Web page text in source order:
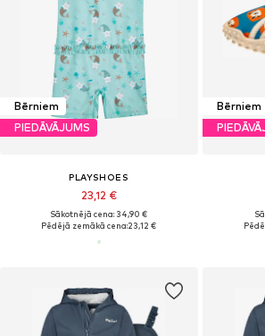
Bērniem
PIEDĀVĀJUMS
PLAYSHOES
23,12 €
Sākotnējā cena: 34,90 €
Pēdējā zemākā cena:23,12 €
Bērniem